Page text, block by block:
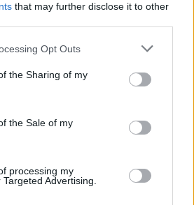
that may further disclose it to other
Opt Outs
the Sharing of my
the Sale of my
processing my
Advertising.
Ποζάρει όλο
μέχρι
15 λεπτά να την
ο ναυαγοσώστης για τη μητέρα